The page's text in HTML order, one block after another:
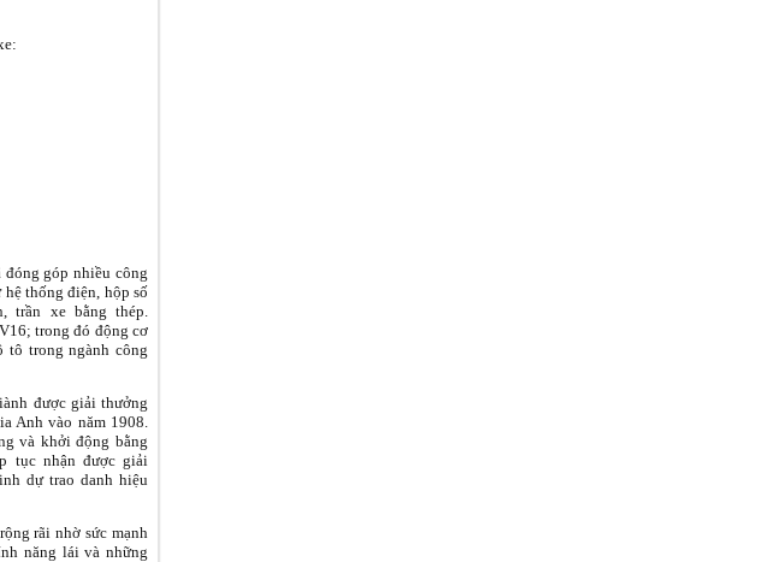
góp nhiều công
thống điện, hộp số
trần xe bằng thép.
trong đó động cơ
tô trong ngành công
được giải thưởng
Anh vào năm 1908.
và khởi động bằng
tục nhận được giải
dự trao danh hiệu
rãi nhờ sức mạnh
năng lái và những